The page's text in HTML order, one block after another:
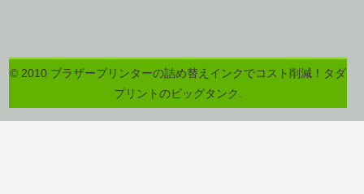
© 2010 ブラザープリンターの詰め替えインクでコスト削減！タダ
プリントのビッグタンク.